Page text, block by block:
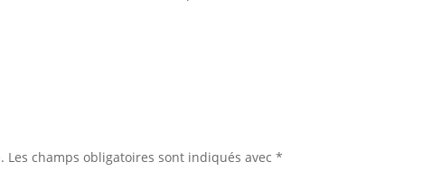
Les champs obligatoires sont indiqués avec*